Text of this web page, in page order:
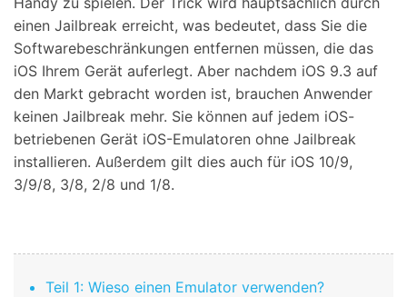
einen Jailbreak erreicht, was bedeutet, dass Sie die
Softwarebeschränkungen entfernen müssen, die das
iOS Ihrem Gerät auferlegt. Aber nachdem iOS 9.3 auf
den Markt gebracht worden ist, brauchen Anwender
keinen Jailbreak mehr. Sie können auf jedem iOS-
betriebenen Gerät iOS-Emulatoren ohne Jailbreak
installieren. Außerdem gilt dies auch für iOS 10/9,
3/9/8, 3/8, 2/8 und 1/8.
Teil 1: Wieso einen Emulator verwenden?